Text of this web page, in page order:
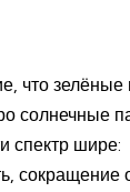
что
солнечные
спектр шире:
сокращение